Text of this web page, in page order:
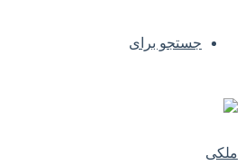
جستجو برای